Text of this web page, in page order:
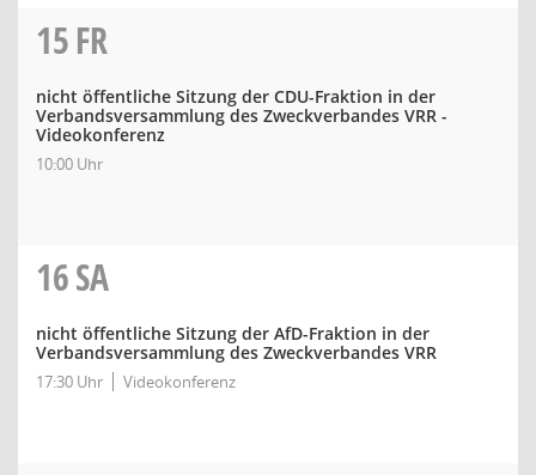
15FR
nicht öffentliche Sitzung der CDU-Fraktion in der
Verbandsversammlung des Zweckverbandes VRR -
Videokonferenz
10:00 Uhr
16SA
nicht öffentliche Sitzung der AfD-Fraktion in der
Verbandsversammlung des Zweckverbandes VRR
17:30 Uhr Videokonferenz